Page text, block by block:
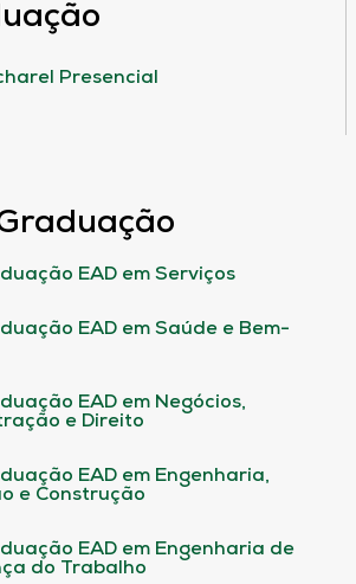
Presencial
EAD em Serviços
EAD em Saúde e Bem-
EAD em Negócios,
e Direito
EAD em Engenharia,
e Construção
EAD em Engenharia de
do Trabalho